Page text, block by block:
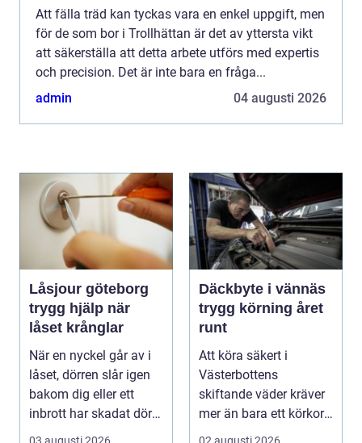
Att fälla träd kan tyckas vara en enkel uppgift, men
för de som bor i Trollhättan är det av yttersta vikt
att säkerställa att detta arbete utförs med expertis
och precision. Det är inte bara en fråga...
admin
04 augusti 2026
Låsjour göteborg
trygg hjälp när
låset krånglar
När en nyckel går av i
låset, dörren slår igen
bakom dig eller ett
inbrott har skadat dörr
och karm,...
Däckbyte i vännäs
trygg körning året
runt
Att köra säkert i
Västerbottens
skiftande väder kräver
mer än bara ett körkort
och en pålitlig bil. ...